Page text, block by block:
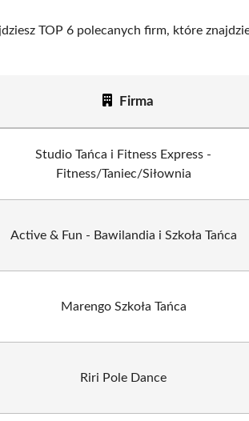
TOP 6 polecanych firm, które
Firma
Studio Tańca i Fitness Express -
Fitness/Taniec/Siłownia
Active & Fun - Bawilandia i Szkoła Tańca
Marengo Szkoła Tańca
Riri Pole Dance